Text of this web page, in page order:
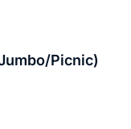
Picnic)